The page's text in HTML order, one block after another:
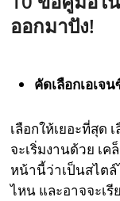
ออกมาปัง!
คัดเลือกเอเจ
เลือกให้เยอะที่สุด
จะเริ่มงานด้วย เ
หน้านี้ว่าเป็นสไตล์
ไหน และอาจจะเ